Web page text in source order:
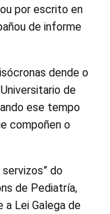
por escrito en
de informe
dende o
de
ese tempo
compoñen o
do
de Pediatría,
a Lei Galega de